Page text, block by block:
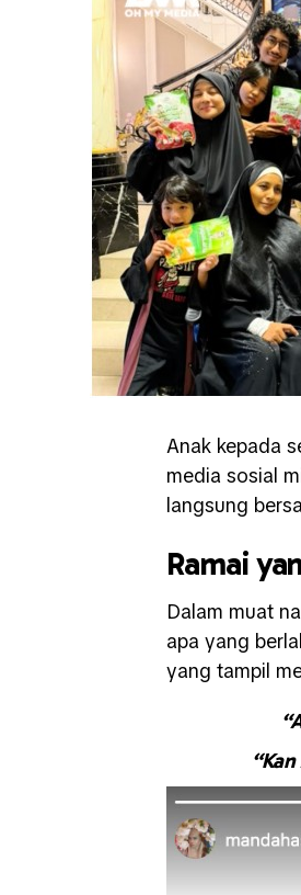
Anak kepada
media sosial
langsung
Ramai
Dalam muat
apa yang
yang tampil